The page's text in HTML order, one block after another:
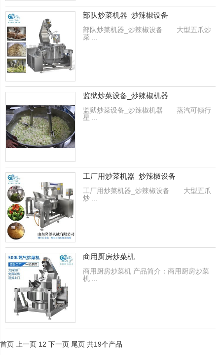
部队炒菜机器_炒辣椒设备
部队炒菜机器_炒辣椒设备 大型五爪炒
菜 ...
监狱炒菜设备_炒辣椒机器
监狱炒菜设备_炒辣椒机器 蒸汽可倾行
星 ...
工厂用炒菜机器_炒辣椒设备
工厂用炒菜机器_炒辣椒设备 大型五爪
炒 ...
商用厨房炒菜机
商用厨房炒菜机 产品简介：商用厨房炒菜
机 ...
首页 上一页 1 2 下一页 尾页 共19个产品